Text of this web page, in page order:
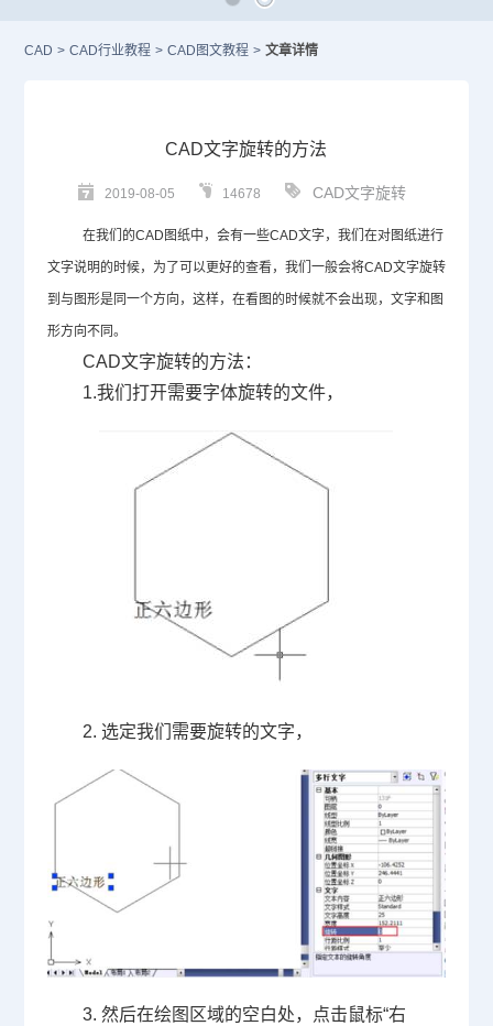
CAD > CAD行业教程 > CAD图文教程 > 文章详情
CAD文字旋转的方法
2019-08-05 14678 CAD文字旋转
在我们的CAD 图纸中，会有一些CAD文字，我们在对图纸进行
文字说明的时候，为了可以更好的查看，我们一般会将CAD文字旋转
到与图形是同一个方向，这样，在看图的时候就不会出现，文字和图
形方向不同。
CAD文字旋转的方法：
1.我们打开需要字体旋转的文件，
2. 选定我们需要旋转的文字，
3. 然后在绘图区域的空白处，点击鼠标“右